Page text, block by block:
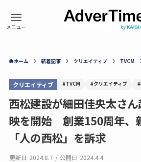
ホーム 新着記事 クリエイティブ TVCM
クリエイティブ #TVCM #クリエイティブ
西松建設が細田佳央太さ
映を開始 創業150周年、
「人の西松」を訴求
更新日 2024.8.7 / 公開日 2024.4.4